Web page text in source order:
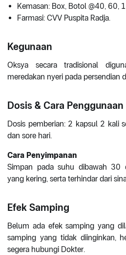
Kemasan: Box, Botol @40, 60,
Farmasi: CVV Puspita Radja.
Kegunaan
Oksya secara tradisional
meredakan nyeri pada persendian
Dosis & Cara Penggunaan
Dosis pemberian: 2 kapsul 2 kali
dan sore hari.
Cara Penyimpanan
Simpan pada suhu dibawah 30
yang kering, serta terhindar dari
Efek Samping
Belum ada efek samping yang
samping yang tidak diinginkan,
segera hubungi Dokter.